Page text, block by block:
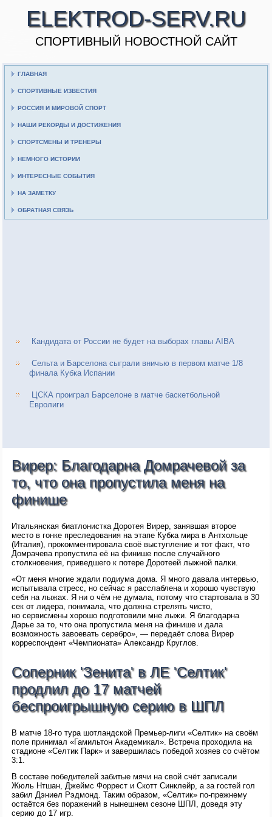
ELEKTROD-SERV.RU
CПОРТИВНЫЙ НОВОСТНОЙ САЙТ
ГЛАВНАЯ
СПОРТИВНЫЕ ИЗВЕСТИЯ
РОССИЯ И МИРОВОЙ СПОРТ
НАШИ РЕКОРДЫ И ДОСТИЖЕНИЯ
СПОРТСМЕНЫ И ТРЕНЕРЫ
НЕМНОГО ИСТОРИИ
ИНТЕРЕСНЫЕ СОБЫТИЯ
НА ЗАМЕТКУ
ОБРАТНАЯ СВЯЗЬ
Кандидата от России не будет на выборах главы AIBA
Сельта и Барселона сыграли вничью в первом матче 1/8
финала Кубка Испании
ЦСКА проиграл Барселоне в матче баскетбольной
Евролиги
Вирер: Благодарна Домрачевой за
то, что она пропустила меня на
финише
Итальянская биатлонистка Доротея Вирер, занявшая второе
место в гонке преследования на этапе Кубка мира в Антхольце
(Италия), прокомментировала своё выступление и тот факт, что
Домрачева пропустила её на финише после случайного
столкновения, приведшего к потере Доротеей лыжной палки.
«От меня многие ждали подиума дома. Я много давала интервью,
испытывала стресс, но сейчас я расслаблена и хорошо чувствую
себя на лыжах. Я ни о чём не думала, потому что стартовала в 30
сек от лидера, понимала, что должна стрелять чисто,
но сервисмены хорошо подготовили мне лыжи. Я благодарна
Дарье за то, что она пропустила меня на финише и дала
возможность завоевать серебро», — передаёт слова Вирер
корреспондент «Чемпионата» Александр Круглов.
Соперник 'Зенита' в ЛЕ 'Селтик'
продлил до 17 матчей
беспроигрышную серию в ШПЛ
В матче 18-го тура шотландской Премьер-лиги «Селтик» на своём
поле принимал «Гамильтон Академикал». Встреча проходила на
стадионе «Селтик Парк» и завершилась победой хозяев со счётом
3:1.
В составе победителей забитые мячи на свой счёт записали
Жюль Нтшан, Джеймс Форрест и Скотт Синклейр, а за гостей гол
забил Дэниел Рэдмонд. Таким образом, «Селтик» по-прежнему
остаётся без поражений в нынешнем сезоне ШПЛ, доведя эту
серию до 17 игр.